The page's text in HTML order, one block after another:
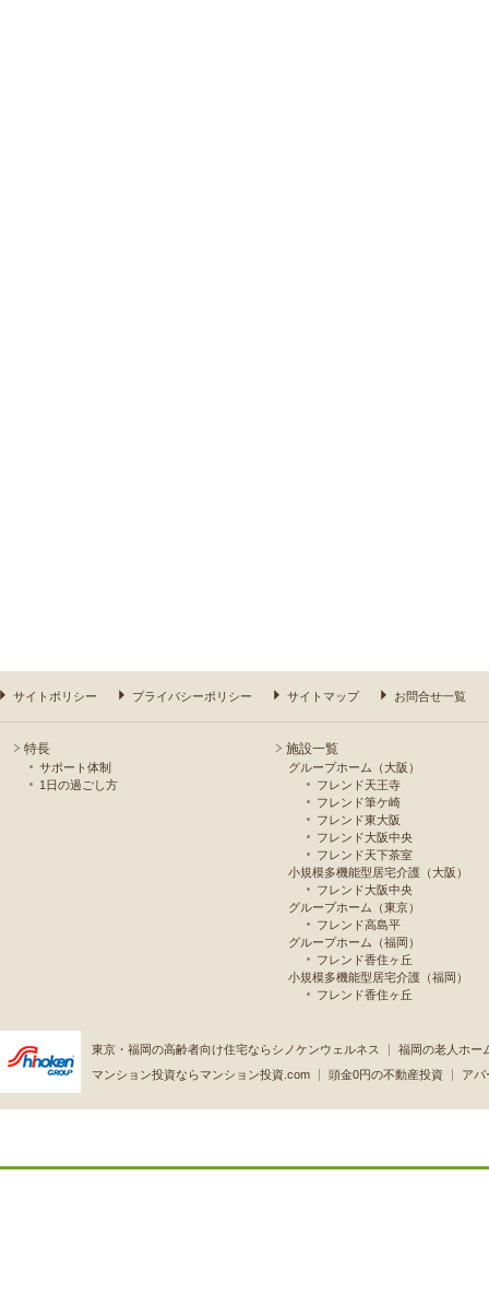
サイトポリシー プライバシーポリシー サイトマップ お問合せ一覧
特長
サポート体制
1日の過ごし方
施設一覧
グループホーム（大阪）
フレンド天王寺
フレンド筆ケ崎
フレンド東大阪
フレンド大阪中央
フレンド天下茶室
小規模多機能型居宅介護（大阪）
フレンド大阪中央
グループホーム（東京）
フレンド高島平
グループホーム（福岡）
フレンド香住ヶ丘
小規模多機能型居宅介護（福岡）
フレンド香住ヶ丘
東京・福岡の高齢者向け住宅ならシノケンウェルネス
福岡の老人ホー
マンション投資ならマンション投資.com
頭金0円の不動産投資 アパ